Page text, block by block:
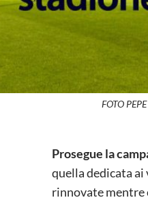
FOTO
Prosegue la
quella dedicata ai
rinnovate mentre